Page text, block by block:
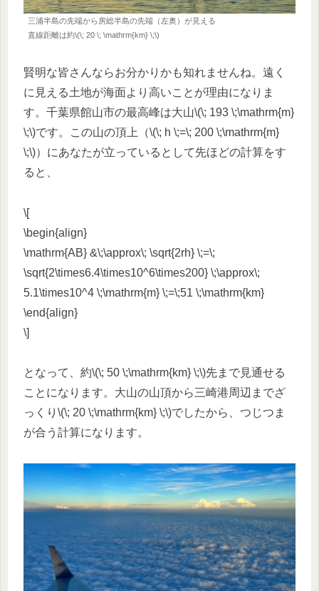
三浦半島の先端から房総半島の先端（左奥）が見える
直線距離は約\(\; 20 \; \mathrm{km} \;\)
賢明な皆さんならお分かりかも知れませんね。遠く
に見える土地が海面より高いことが理由になりま
す。千葉県館山市の最高峰は大山\(\; 193 \;\mathrm{m}
\;\)です。この山の頂上（\(\; h \;=\; 200 \;\mathrm{m}
\;\)）にあなたが立っているとして先ほどの計算をす
ると、
\[
\begin{align}
\mathrm{AB} &\;\approx\; \sqrt{2rh} \;=\;
\sqrt{2\times6.4\times10^6\times200} \;\approx\;
5.1\times10^4 \;\mathrm{m} \;=\;51 \;\mathrm{km}
\end{align}
\]
となって、約\(\; 50 \;\mathrm{km} \;\)先まで見通せる
ことになります。大山の山頂から三崎港周辺までざ
っくり\(\; 20 \;\mathrm{km} \;\)でしたから、つじつま
が合う計算になります。